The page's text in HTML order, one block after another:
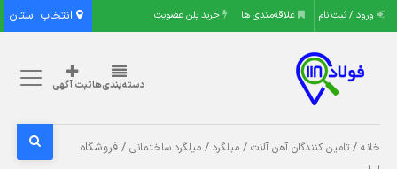
انتخاب استان ورود / ثبت نام علاقه‌مندی ها خرید پلن عضویت
دسته‌بندی‌هاثبت آگهی
خانه /تامین کنندگان آهن آلات /میلگرد /میلگرد ساختمانی / فروشگاه